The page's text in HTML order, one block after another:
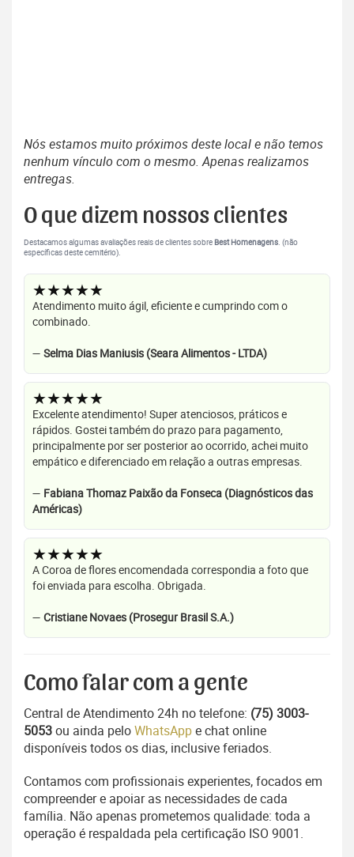
Nós estamos muito próximos deste local e não temos
nenhum vínculo com o mesmo. Apenas realizamos
entregas.
O que dizem nossos clientes
Destacamos algumas avaliações reais de clientes sobreBest Homenagens. (não
específicas deste cemitério).
★★★★★
Atendimento muito ágil, eficiente e cumprindo com o
combinado.
— Selma Dias Maniusis (Seara Alimentos - LTDA)
★★★★★
Excelente atendimento! Super atenciosos, práticos e
rápidos. Gostei também do prazo para pagamento,
principalmente por ser posterior ao ocorrido, achei muito
empático e diferenciado em relação a outras empresas.
— Fabiana Thomaz Paixão da Fonseca (Diagnósticos das
Américas)
★★★★★
A Coroa de flores encomendada correspondia a foto que
foi enviada para escolha. Obrigada.
— Cristiane Novaes (Prosegur Brasil S.A.)
Como falar com a gente
Central de Atendimento 24h no telefone: (75) 3003-
5053ou ainda peloWhatsAppe chat online
disponíveis todos os dias, inclusive feriados.
Contamos com profissionais experientes, focados em
compreender e apoiar as necessidades de cada
família. Não apenas prometemos qualidade: toda a
operação é respaldada pela certificação ISO 9001.